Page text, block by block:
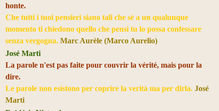
honte.
Che tutti i tuoi pensieri siano tali che sè a un qualunque
momento ti chiedono quello che pensi tu lo possa confessare
senza vergogna. Marc Aurèle (Marco Aurelio)
José Marti
La parole n'est pas faite pour couvrir la vérité, mais pour la
dire.
Le parole non esistono per coprire la verità ma per dirla. José
Marti